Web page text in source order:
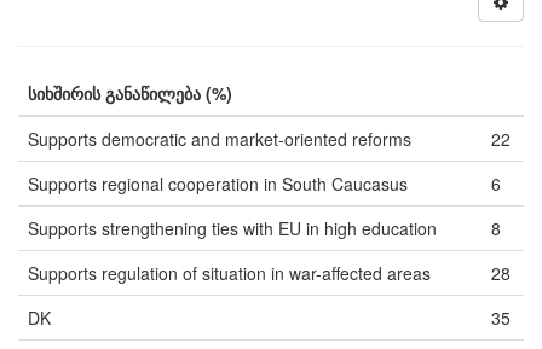
სიხშირის განაწილება (%)
Supports democratic and market-oriented reforms
22
Supports regional cooperation in South Caucasus
6
Supports strengthening ties with EU in high education
8
Supports regulation of situation in war-affected areas
28
DK
35